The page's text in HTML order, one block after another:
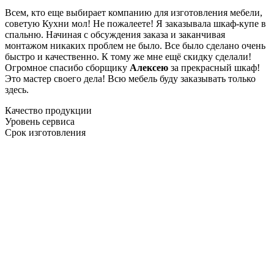
Всем, кто еще выбирает компанию для изготовления мебели,
советую Кухни мол! Не пожалеете! Я заказывала шкаф-купе в
спальню. Начиная с обсуждения заказа и заканчивая
монтажом никаких проблем не было. Все было сделано очень
быстро и качественно. К тому же мне ещё скидку сделали!
Огромное спасибо сборщику Алексею за прекрасный шкаф!
Это мастер своего дела! Всю мебель буду заказывать только
здесь.
Качество продукции
Уровень сервиса
Срок изготовления